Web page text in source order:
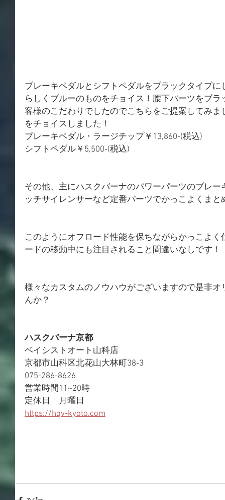
ブレーキペダルとシフトペダルをブラックタイプ
らしくブルーのものをチョイス！腰下パーツをブ
客様のこだわりでしたのでこちらをご提案してみま
をチョイスしました！
ブレーキペダル・ラージチップ￥13,860-(税込)
シフトペダル￥5,500-(税込)
その他、主にハスクバーナのパワーパーツのブレ
ッチサイレンサーなど定番パーツでかっこよくま
このようにオフロード性能を保ちながらかっこよ
ードの移動中にも注目されること間違いなしです！
様々なカスタムのノウハウがございますので是非
んか？
ハスクバーナ京都
ベイシストオート山科店
京都市山科区北花山大林町38-3
075-286-8626
営業時間11~20時
定休日　月曜日
https://hqv-kyoto.com